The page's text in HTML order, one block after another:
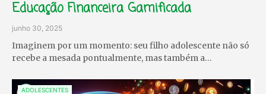
Educação Financeira Gamificada
junho 30, 2025
Imaginem por um momento: seu filho adolescente não só
recebe a mesada pontualmente, mas também a…
ADOLESCENTES